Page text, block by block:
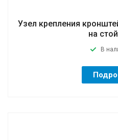
Узел крепления
на
В